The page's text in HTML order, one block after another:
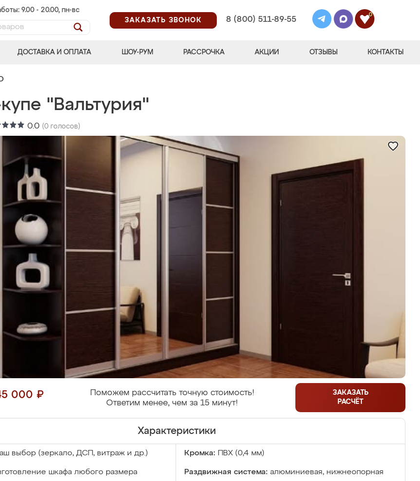
9.00 - 20.00, пн-вс
ЗАКАЗАТЬ ЗВОНОК
8 (800) 511-89-55
0
ДОСТАВКА И ОПЛАТА ШОУ-РУМ РАССРОЧКА АКЦИИ ОТЗЫВЫ КОНТАКТЫ
"Вальтурия"
0.0 (0 голосов)
000 ₽
Поможем рассчитать точную стоимость!
Ответим менее, чем за 15 минут!
ЗАКАЗАТЬ
РАСЧЁТ
Характеристики
выбор (зеркало, ДСП, витраж и др.) Кромка: ПВХ (0,4 мм)
шкафа любого размера Раздвижная система: алюминиевая, нижнеопорная